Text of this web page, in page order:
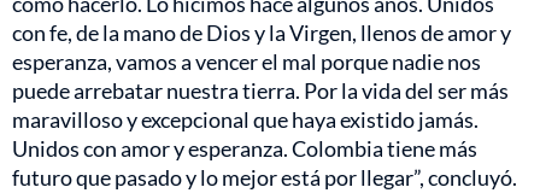
con fe, de la mano de Dios y la Virgen, llenos de amor y
esperanza, vamos a vencer el mal porque nadie nos
puede arrebatar nuestra tierra. Por la vida del ser más
maravilloso y excepcional que haya existido jamás.
Unidos con amor y esperanza. Colombia tiene más
futuro que pasado y lo mejor está por llegar”, concluyó.